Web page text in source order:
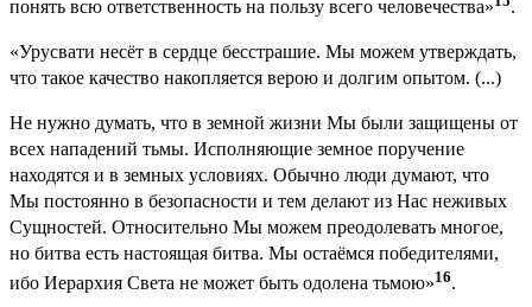
понять всю ответственность на пользу всего человечества»
.
«Урусвати несёт в сердце бесстрашие. Мы можем утверждать,
что такое качество накопляется верою и долгим опытом. (...)
Не нужно думать, что в земной жизни Мы были защищены от
всех нападений тьмы. Исполняющие земное поручение
находятся и в земных условиях. Обычно люди думают, что
Мы постоянно в безопасности и тем делают из Нас неживых
Сущностей. Относительно Мы можем преодолевать многое,
но битва есть настоящая битва. Мы остаёмся победителями,
ибо Иерархия Света не может быть одолена тьмою»16.